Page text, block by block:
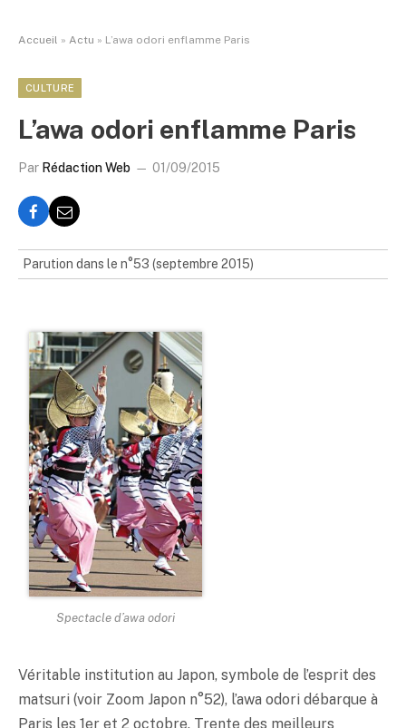
Accueil » Actu » L’awa odori enflamme Paris
CULTURE
L’awa odori enflamme Paris
Par Rédaction Web 01/09/2015
Parution dans le n°53 (septembre 2015)
Spectacle d’awa odori
Véritable institution au Japon, symbole de l’esprit des
matsuri (voir Zoom Japon n°52), l’awa odori débarque à
Paris les 1er et 2 octobre. Trente des meilleurs